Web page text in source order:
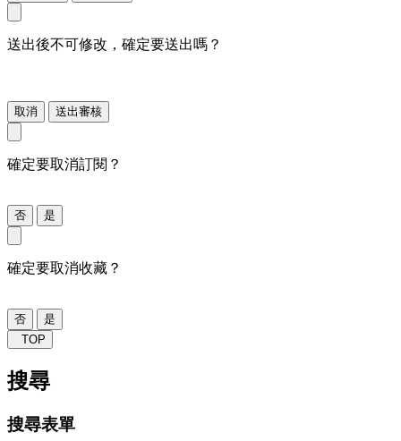
送出後不可修改，確定要送出嗎？
取消 送出審核
確定要取消訂閱？
否 是
確定要取消收藏？
否
是
TOP
搜尋
搜尋表單